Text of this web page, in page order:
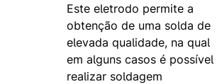
Este eletrodo permite a
obtenção de uma solda de
elevada qualidade, na qual
em alguns casos é possível
realizar soldagem